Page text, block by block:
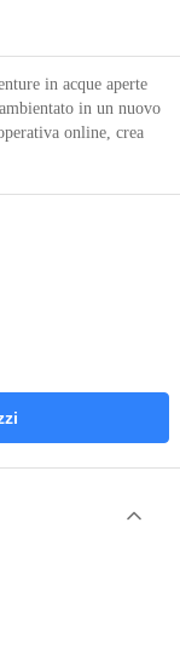
in acque aperte
in un nuovo
online, crea